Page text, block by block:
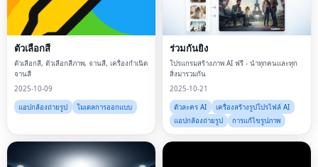
ตัวเลือกสี
ตัวเลือกสี, ตัวเลือกสีภาพ, จานสี, เครื่องกำเนิด
จานสี
2025-10-09
แอปกล้องถ่ายรูป
โมเดลการออกแบบ
ร่วมกันยิง
โปรแกรมสร้างภาพ AI ฟรี - นำทุกคนและทุก
สิ่งมารวมกัน
2025-10-21
ตัวละคร AI
เครื่องสร้างรูปโปรไฟล์ AI
แอปกล้องถ่ายรูป
การแก้ไขรูปภาพ